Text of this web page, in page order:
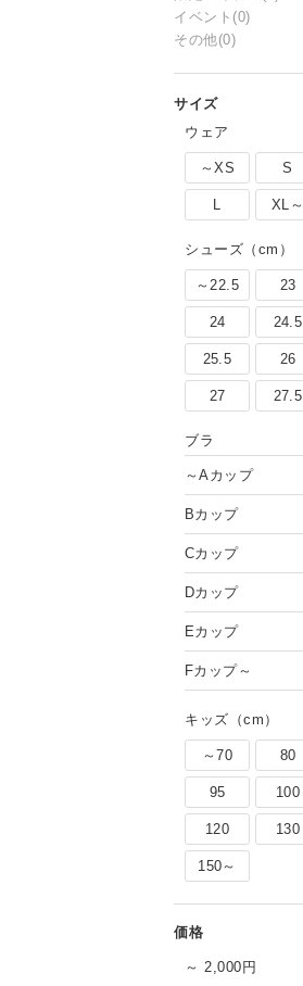
イベント (0)
その他(0)
ウェア
～XS S
L XL～
シューズ（cm）
～22.5 23
24 24.5
25.5 26
27 27.5
ブラ
～Aカップ
Bカップ
Cカップ
Dカップ
Eカップ
Fカップ～
キッズ（cm）
～70 80
95 100
120 130
150～
～ 2,000円